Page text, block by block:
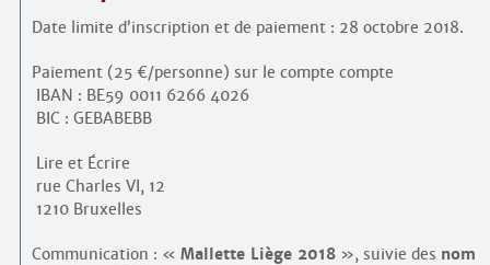
Date limite d’inscription et de paiement : 28 octobre 2018.
Paiement (25 €/personne) sur le compte compte
IBAN : BE59 0011 6266 4026
BIC : GEBABEBB
Lire et Écrire
rue Charles VI, 12
1210 Bruxelles
Communication : « Mallette Liège 2018», suivie des nom